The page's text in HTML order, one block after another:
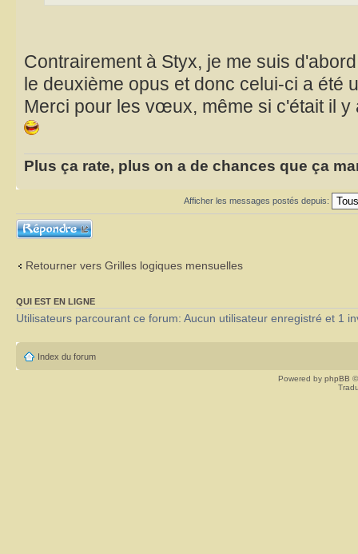
Contrairement à Styx, je me suis
le deuxième opus et donc celui-ci a été
Merci pour les vœux, même si c'était il y
Plus ça rate, plus on a de chances que ça
Afficher les messages postés depuis:
Répondre
Retourner vers Grilles logiques mensuelles
QUI EST EN LIGNE
Utilisateurs parcourant ce forum: Aucun utilisateur enregistré et 1
Index du forum
Powered by phpBB